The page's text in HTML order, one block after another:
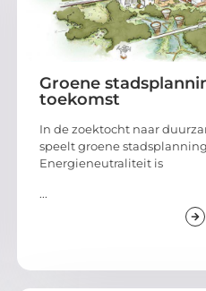
Groene
toekomst
In de zoektocht naar
speelt groene
Energieneutraliteit is
...